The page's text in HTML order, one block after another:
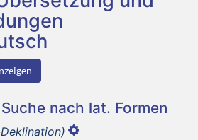
nach lat. Formen